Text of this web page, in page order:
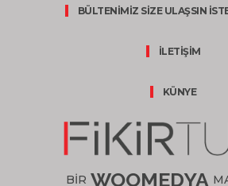
BÜLTENİMİZ SİZE ULAŞSIN
İLETİŞİM
KÜNYE
BİR WOOMEDYA